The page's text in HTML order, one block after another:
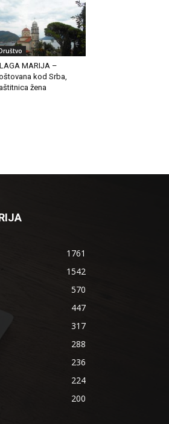
MARIJA –
kod Srba,
žena
1761
1542
570
447
317
288
236
224
200